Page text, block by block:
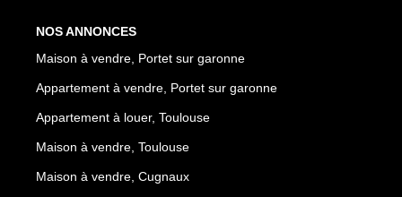
NOS ANNONCES
Maison à vendre, Portet sur garonne
Appartement à vendre, Portet sur garonne
Appartement à louer, Toulouse
Maison à vendre, Toulouse
Maison à vendre, Cugnaux